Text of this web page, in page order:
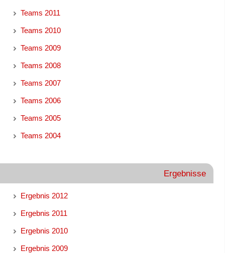
Teams 2011
Teams 2010
Teams 2009
Teams 2008
Teams 2007
Teams 2006
Teams 2005
Teams 2004
Ergebnisse
Ergebnis 2012
Ergebnis 2011
Ergebnis 2010
Ergebnis 2009